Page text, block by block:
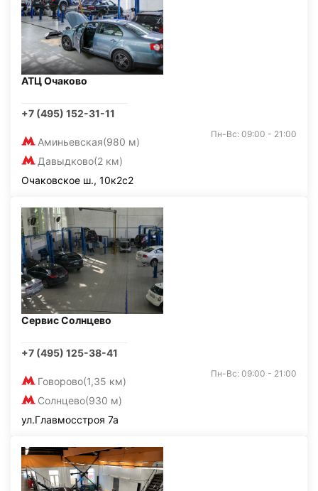
АТЦ Очаково
+7 (495) 152-31-11
Аминьевская(980 м)
Давыдково(2 км)
Пн-Вс: 09:00 - 21:00
Очаковское ш., 10к2с2
Сервис Солнцево
+7 (495) 125-38-41
Говорово(1,35 км)
Солнцево(930 м)
Пн-Вс: 09:00 - 21:00
ул.Главмосстроя 7а